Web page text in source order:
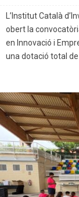
L’Institut Català
obert la
en Innovació i
una dotació total de